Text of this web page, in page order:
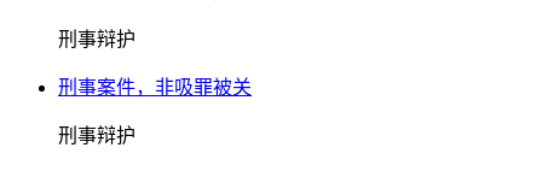
刑事辩护
刑事案件，非吸罪被关
刑事辩护